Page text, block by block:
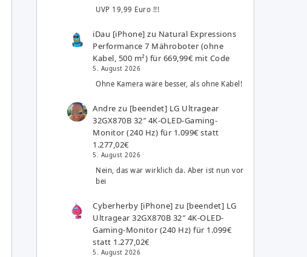
UVP 19,99 Euro !!!
iDau [iPhone] zu Natural Expressions
Performance 7 Mähroboter (ohne
Kabel, 500 m²) für 669,99€ mit Code
5. August 2026
Ohne Kamera wäre besser, als ohne Kabel!
Andre zu [beendet] LG Ultragear
32GX870B 32″ 4K-OLED-Gaming-
Monitor (240 Hz) für 1.099€ statt
1.277,02€
5. August 2026
Nein, das war wirklich da. Aber ist nun vor
bei
Cyberherby [iPhone] zu [beendet] LG
Ultragear 32GX870B 32″ 4K-OLED-
Gaming-Monitor (240 Hz) für 1.099€
statt 1.277,02€
5. August 2026